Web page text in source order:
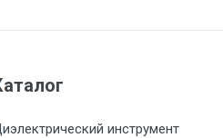
инструмент